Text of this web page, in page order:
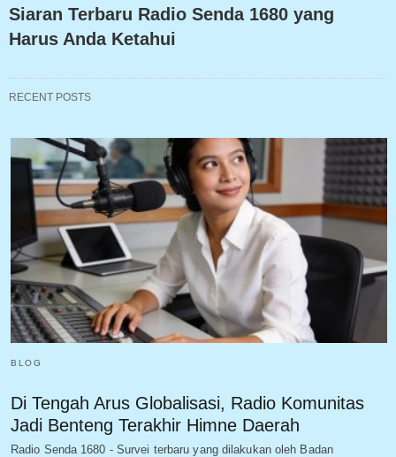
Siaran Terbaru Radio Senda 1680 yang
Harus Anda Ketahui
RECENT POSTS
BLOG
Di Tengah Arus Globalisasi, Radio Komunitas
Jadi Benteng Terakhir Himne Daerah
Radio Senda 1680 - Survei terbaru yang dilakukan oleh Badan